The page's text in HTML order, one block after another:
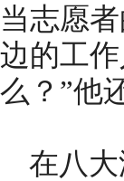
当志愿
边的工
么？”他
在八